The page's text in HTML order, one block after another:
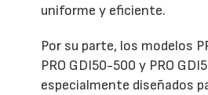
uniforme y eficiente.
Por su parte, los modelos
PRO GDI50-500 y PRO
especialmente diseñados